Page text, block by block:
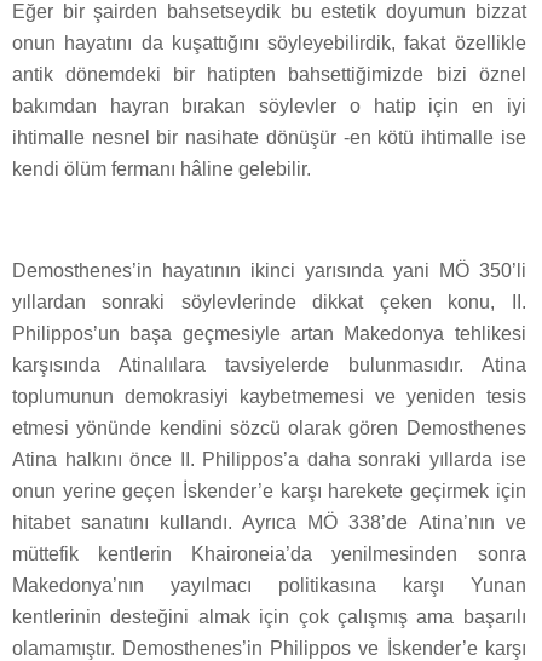
Eğer bir şairden bahsetseydik bu estetik doyumun bizzat
onun hayatını da kuşattığını söyleyebilirdik, fakat özellikle
antik dönemdeki bir hatipten bahsettiğimizde bizi öznel
bakımdan hayran bırakan söylevler o hatip için en iyi
ihtimalle nesnel bir nasihate dönüşür -en kötü ihtimalle ise
kendi ölüm fermanı hâline gelebilir.
Demosthenes’in hayatının ikinci yarısında yani MÖ 350’li
yıllardan sonraki söylevlerinde dikkat çeken konu, II.
Philippos’un başa geçmesiyle artan Makedonya tehlikesi
karşısında Atinalılara tavsiyelerde bulunmasıdır. Atina
toplumunun demokrasiyi kaybetmemesi ve yeniden tesis
etmesi yönünde kendini sözcü olarak gören Demosthenes
Atina halkını önce II. Philippos’a daha sonraki yıllarda ise
onun yerine geçen İskender’e karşı harekete geçirmek için
hitabet sanatını kullandı. Ayrıca MÖ 338’de Atina’nın ve
müttefik kentlerin Khaironeia’da yenilmesinden sonra
Makedonya’nın yayılmacı politikasına karşı Yunan
kentlerinin desteğini almak için çok çalışmış ama başarılı
olamamıştır. Demosthenes’in Philippos ve İskender’e karşı